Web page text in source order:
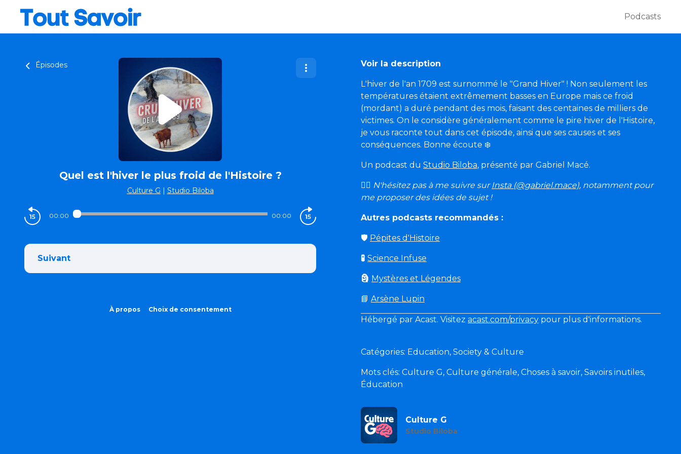
Podcasts
Épisodes
Quel est l'hiver le plus froid de l'Histoire ?
Culture G | Studio Biloba
00:00 00:00
Suivant
À propos Choix de consentement
Voir la description
L'hiver de l'an 1709 est surnommé le "Grand Hiver" ! Non seulement les
températures étaient extrêmement basses en Europe mais ce froid
(mordant) a duré pendant des mois, faisant des centaines de milliers de
victimes. On le considère généralement comme le pire hiver de l'Histoire,
je vous raconte tout dans cet épisode, ainsi que ses causes et ses
conséquences. Bonne écoute ❄️
Un podcast du Studio Biloba, présenté par Gabriel Macé.
🙋‍♂️ N'hésitez pas à me suivre sur Insta (@gabriel.mace), notamment pour
me proposer des idées de sujet !
Autres podcasts recommandés :
🛡 Pépites d'Histoire
🧪 Science Infuse
🗿 Mystères et Légendes
📘 Arsène Lupin
Hébergé par Acast. Visitez acast.com/privacy pour plus d'informations.
Catégories: Education, Society & Culture
Mots clés: Culture G, Culture générale, Choses à savoir, Savoirs inutiles,
Éducation
Culture G
Studio Biloba